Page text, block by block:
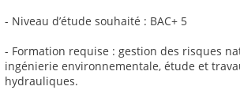
- Niveau d’étude souhaité : BAC+ 5
- Formation requise : gestion des risques
ingénierie environnementale, étude et
hydrauliques.